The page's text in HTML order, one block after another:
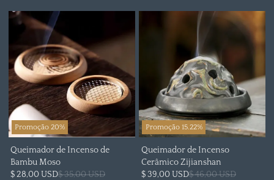
Promoção 20%
Queimador de Incenso de
Bambu Moso
$ 28,00 USD$ 35,00 USD
Promoção 15.22%
Queimador de Incenso
Cerâmico Zijianshan
$ 39,00 USD$ 46,00 USD